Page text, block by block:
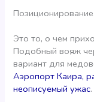
Позиционирование
Это то, о чем
Подобный вояж
вариант для
Аэропорт Каира,
неописуемый ужас.